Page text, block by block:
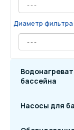
Диаметр фильтра
бассейна
Насосы для